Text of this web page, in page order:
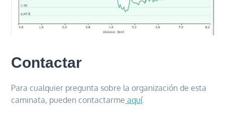
Contactar
Para cualquier pregunta sobre la organización de esta
caminata, pueden contactarme aquí.